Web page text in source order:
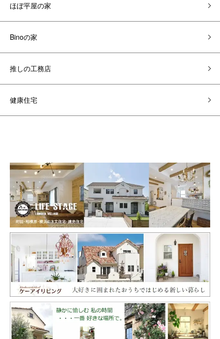
ほぼ平屋の家
Binoの家
推しの工務店
健康住宅